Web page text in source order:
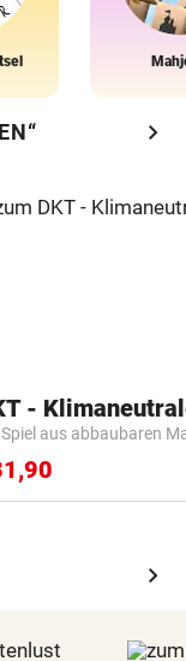
chevron_right
Spiel aus abbaubaren
chevron_right